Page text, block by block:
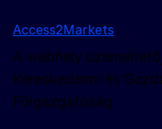
Access2Markets
A webhely
Kereskedelmi és
Főigazgatóság